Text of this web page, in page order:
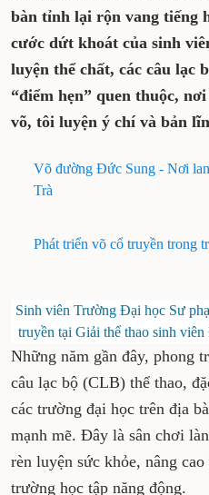
bàn tỉnh lại rộn vang tiếng
cước dứt khoát của sinh
luyện thể chất, các câu lạc
“điểm hẹn” quen thuộc,
võ, tôi luyện ý chí và bản
Võ đường Đức Sung - Nơi
Trà
Phát triển võ cổ truyền trong
Sinh viên Trường Đại học Sư
truyền tại Giải thể thao sinh
Những năm gần đây, phong
câu lạc bộ (CLB) thể thao,
các trường đại học trên địa
mạnh mẽ. Đây là sân chơi
rèn luyện sức khỏe, nâng
trường học tập năng động.